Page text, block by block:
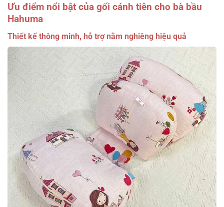
Ưu điểm nổi bật của gối cánh tiên cho bà bầu
Hahuma
Thiết kế thông minh, hỗ trợ nằm nghiêng hiệu quả